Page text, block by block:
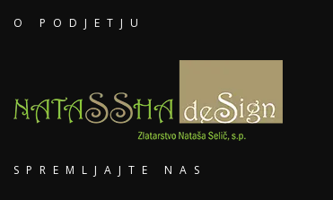
O PODJETJU
SPREMLJAJTE NAS